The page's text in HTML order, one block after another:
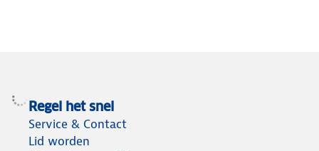
Regel het snel
Service & Contact
Lid worden